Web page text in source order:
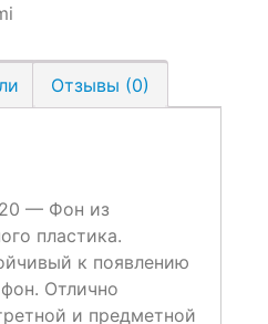
Отзывы (0)
— Фон из
пластика.
к появлению
Отлично
и предметной